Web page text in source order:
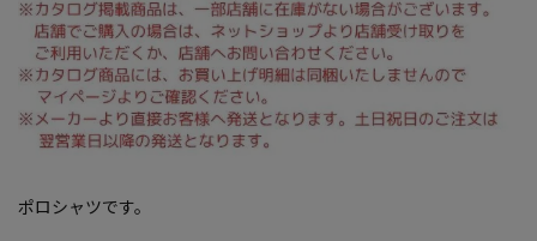
ポロシャツです。